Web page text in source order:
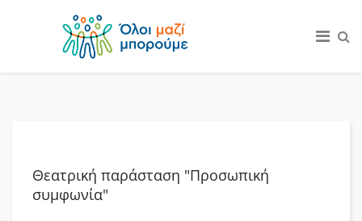
Θεατρική παράσταση "Προσωπική
συμφωνία"